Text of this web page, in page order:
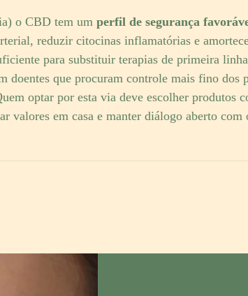
o CBD tem um perfil de segurança
reduzir citocinas inflamatórias e
para substituir terapias de primeira
doentes que procuram controle mais fino dos
optar por esta via deve escolher produtos
valores em casa e manter diálogo aberto com